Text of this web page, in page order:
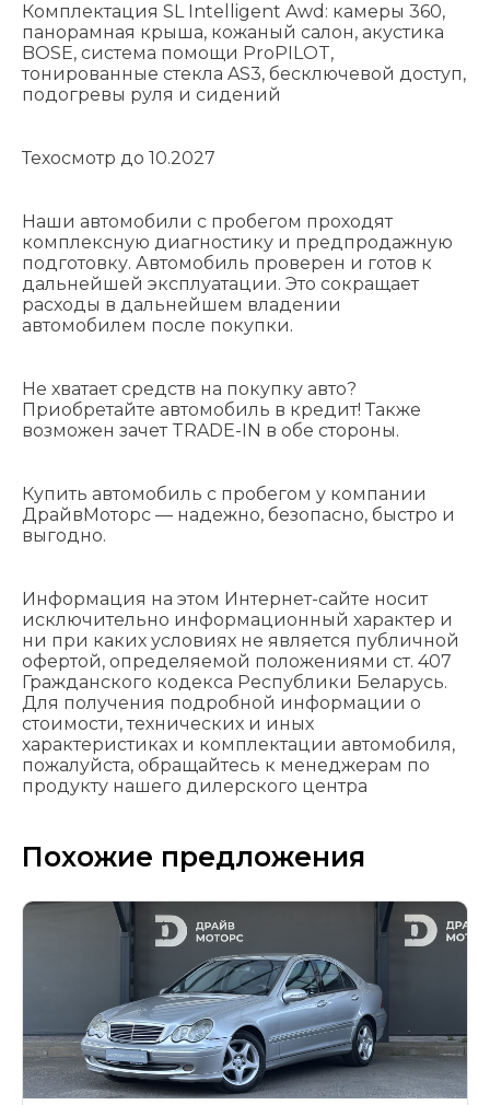
Комплектация SL Intelligent Awd: камеры 360,
панорамная крыша, кожаный салон, акустика
BOSE, система помощи ProPILOT,
тонированные стекла AS3, бесключевой доступ,
подогревы руля и сидений
Техосмотр до 10.2027
Наши автомобили с пробегом проходят
комплексную диагностику и предпродажную
подготовку. Автомобиль проверен и готов к
дальнейшей эксплуатации. Это сокращает
расходы в дальнейшем владении
автомобилем после покупки.
Не хватает средств на покупку авто?
Приобретайте автомобиль в кредит! Также
возможен зачет TRADE-IN в обе стороны.
Купить автомобиль с пробегом у компании
ДрайвМоторс — надежно, безопасно, быстро и
выгодно.
Информация на этом Интернет-сайте носит
исключительно информационный характер и
ни при каких условиях не является публичной
офертой, определяемой положениями cт. 407
Гражданского кодекса Республики Беларусь.
Для получения подробной информации о
стоимости, технических и иных
характеристиках и комплектации автомобиля,
пожалуйста, обращайтесь к менеджерам по
продукту нашего дилерского центра
Похожие предложения